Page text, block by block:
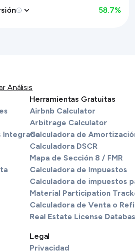
58.7%
Análisis
Integrado
Herramientas Gratuitas
Airbnb Calculator
Arbitrage Calculator
Calculadora de
Calculadora DSCR
Mapa de Sección 8 / FMR
Calculadora de Impuestos
Calculadora de impuestos
Material Participation
Calculadora de Venta o
Real Estate License
Legal
Privacidad